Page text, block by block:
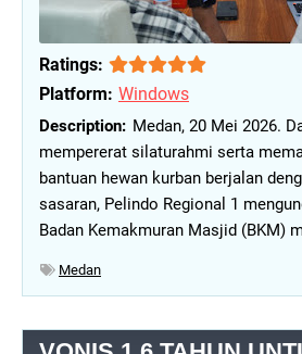
Ratings:
Platform: Windows
Medan, 20 Mei 2026.
mempererat silaturahmi serta
bantuan hewan kurban berjalan
sasaran, Pelindo Regional 1
Badan Kemakmuran Masjid (BKM)
Medan